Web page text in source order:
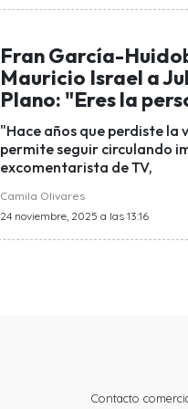
Fran García-
Mauricio Israel a
Plano: "Eres la
"Hace años que perdiste la
permite seguir circulando
excomentarista de TV,
Camila Olivares
24 noviembre, 2025 a las 13:16
Contacto